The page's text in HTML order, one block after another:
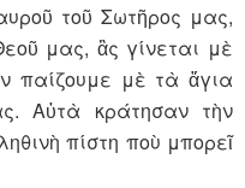
τοῦ Σωτῆρος μας,
μας, ἂς γίνεται μὲ
παίζουμε μὲ τὰ ἅγια
Αὐτὰ κράτησαν τὴν
πίστη ποὺ μπορεῖ